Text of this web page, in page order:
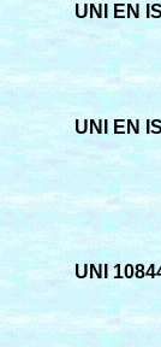
UNI EN
UNI EN
UNI